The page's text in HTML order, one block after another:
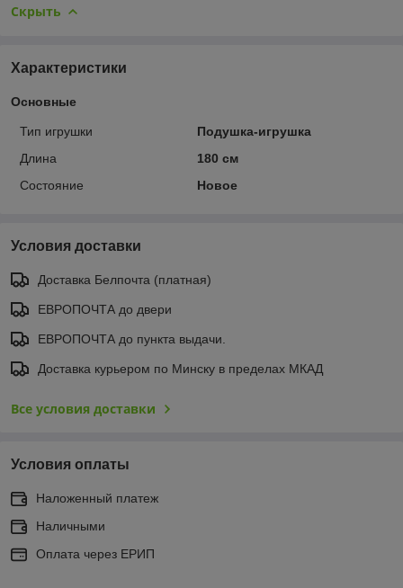
Скрыть
Характеристики
Основные
Тип игрушки
Подушка-игрушка
Длина
180 см
Состояние
Новое
Условия доставки
Доставка Белпочта (платная)
ЕВРОПОЧТА до двери
ЕВРОПОЧТА до пункта выдачи.
Доставка курьером по Минску в пределах МКАД
Все условия доставки
Условия оплаты
Наложенный платеж
Наличными
Оплата через ЕРИП